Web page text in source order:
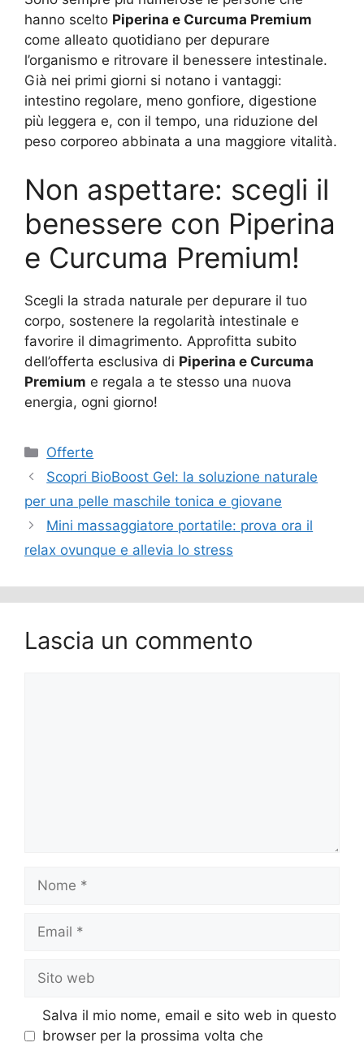
hanno scelto Piperina e Curcuma Premium
come alleato quotidiano per depurare
l’organismo e ritrovare il benessere intestinale.
Già nei primi giorni si notano i vantaggi:
intestino regolare, meno gonfiore, digestione
più leggera e, con il tempo, una riduzione del
peso corporeo abbinata a una maggiore vitalità.
Non aspettare: scegli il
benessere con Piperina
e Curcuma Premium!
Scegli la strada naturale per depurare il tuo
corpo, sostenere la regolarità intestinale e
favorire il dimagrimento. Approfitta subito
dell’offerta esclusiva di Piperina e Curcuma
Premium e regala a te stesso una nuova
energia, ogni giorno!
Categorie
Offerte
Scopri BioBoost Gel: la soluzione naturale
per una pelle maschile tonica e giovane
Mini massaggiatore portatile: prova ora il
relax ovunque e allevia lo stress
Lascia un commento
Nome
Email
Sito
web
Salva il mio nome, email e sito web in questo
browser per la prossima volta che